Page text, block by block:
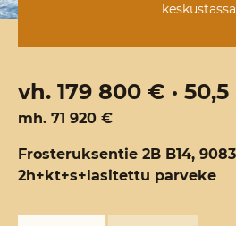
vh. 179 800 € · 50,5
mh. 71 920 €
Frosteruksentie 2B B14,
2h+kt+s+lasitettu parveke